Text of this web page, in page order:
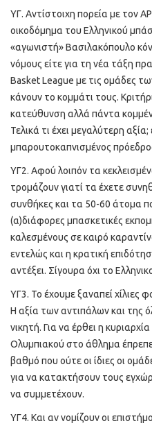
ΥΓ. Αντίστοιχη πορεία με τον
οικοδόμημα του Ελληνικού
«αγωνιστή» Βασιλακόπουλο
νόμους είτε για τη νέα τάξη
Basket League με τις ομάδες
κάνουν το κομμάτι τους.
κατεύθυνση αλλά πάντα
Τελικά τι έχει μεγαλύτερη
μπαρουτοκαπνισμένος
ΥΓ2. Αφού λοιπόν τα
τρομάζουν γιατί τα έχετε
συνθήκες και τα 50-60 άτομα
(α)διάφορες μπασκετικές
καλεσμένους σε καιρό
εντελώς και η κρατική
αντέξει. Σίγουρα όχι το
ΥΓ3. Το έχουμε ξαναπεί χίλιες
Η αξία των αντιπάλων και της
νικητή. Για να έρθει η
Ολυμπιακού στο άθλημα
βαθμό που ούτε οι ίδιες οι
για να κατακτήσουν τους
να συμμετέχουν.
ΥΓ4. Και αν νομίζουν οι